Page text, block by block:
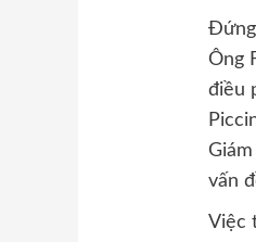
Đứng
Ông
điều
vấn
Việc